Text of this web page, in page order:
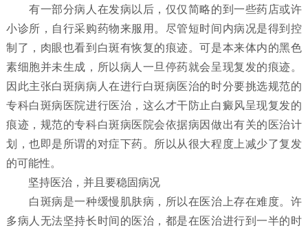
有一部分病人在发病以后，仅仅简略的到一些药店或许
小诊所，自行采购药物来服用。尽管短时间内病况是得到控
制了，肉眼也看到白斑有恢复的痕迹。可是本来体内的黑色
素细胞并未生成，所以病人一旦停药就会呈现复发的痕迹。
因此主张白斑病病人在进行白斑病医治的时分要挑选规范的
专科白斑病医院进行医治，这么才干防止白癜风呈现复发的
痕迹，规范的专科白斑病医院会依据病因做出有关的医治计
划，也即是所谓的对症下药。所以从很大程度上减少了复发
的可能性。
坚持医治，并且要稳固病况
白斑病是一种缓慢肌肤病，所以在医治上存在难度。许
多病人无法坚持长时间的医治，都是在医治进行到一半的时